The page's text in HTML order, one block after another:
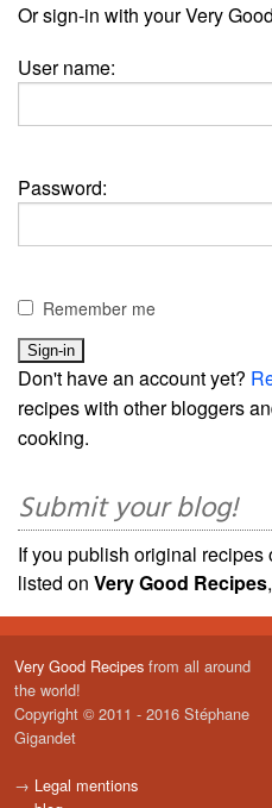
Or sign-in with your Very
User name:
Password:
Remember me
Don't have an account yet?
recipes with other bloggers
cooking.
Submit your blog!
If you publish original
listed on Very Good Recipes,
Very Good Recipes from all around
the world!
Copyright © 2011 - 2016 Stéphane
Gigandet
→ Legal mentions